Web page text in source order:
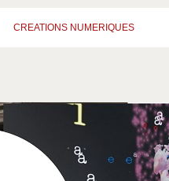
CREATIONS NUMERIQUES